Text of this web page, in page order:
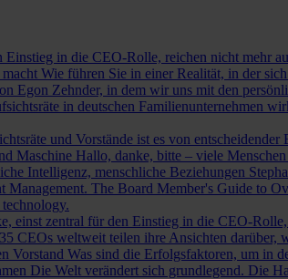
in die CEO-Rolle, reichen nicht mehr
Wie führen Sie in einer Realität, in der
Egon Zehnder, in dem wir uns mit den
in deutschen Familienunternehmen
und Vorstände ist es von
Maschine Hallo, danke, bitte – viele
Intelligenz, menschliche Beziehungen
Management. The Board Member's Guide to
einst zentral für den Einstieg in die CEO-
CEOs weltweit teilen ihre Ansichten darüber,
Vorstand Was sind die Erfolgsfaktoren, um in
Die Welt verändert sich grundlegend. Die